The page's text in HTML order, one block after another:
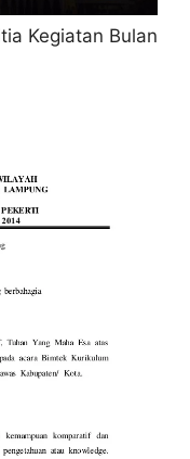
Kegiatan Bulan